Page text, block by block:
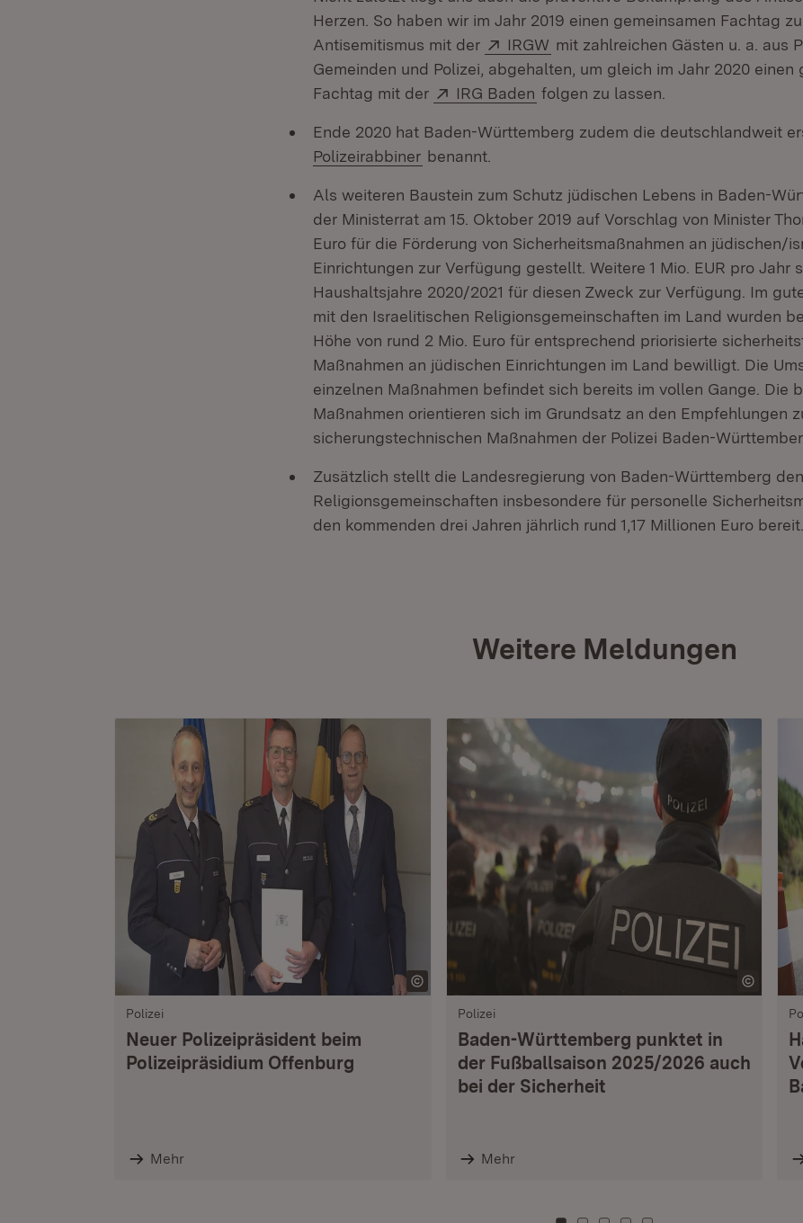
Herzen. So haben wir im Jahr 2019 einen gemeinsamen Fachtag
Antisemitismus mit der
Extern:
IRGW (Öffnet in neuem Fenster)
mit zahlreichen Gästen u. a. aus
Gemeinden und Polizei, abgehalten, um gleich im Jahr 2020 einen
Fachtag mit der
Extern:
IRG Baden (Öffnet in neuem Fenster)
folgen zu lassen.
Ende 2020 hat Baden-Württemberg zudem die deutschlandweit
Polizeirabbiner benannt.
Als weiteren Baustein zum Schutz jüdischen Lebens in Baden-
der Ministerrat am 15. Oktober 2019 auf Vorschlag von Minister
Euro für die Förderung von Sicherheitsmaßnahmen an jüdischen/
Einrichtungen zur Verfügung gestellt. Weitere 1 Mio. EUR pro Jahr
Haushaltsjahre 2020/2021 für diesen Zweck zur Verfügung. Im
mit den Israelitischen Religionsgemeinschaften im Land wurden
Höhe von rund 2 Mio. Euro für entsprechend priorisierte
Maßnahmen an jüdischen Einrichtungen im Land bewilligt. Die
einzelnen Maßnahmen befindet sich bereits im vollen Gange. Die
Maßnahmen orientieren sich im Grundsatz an den Empfehlungen
sicherungstechnischen Maßnahmen der Polizei Baden-
Zusätzlich stellt die Landesregierung von Baden-Württemberg
Religionsgemeinschaften insbesondere für personelle
den kommenden drei Jahren jährlich rund 1,17 Millionen Euro bereit.
Weitere Meldungen
Polizei
Neuer Polizeipräsident beim
Polizeipräsidium Offenburg
Mehr
Polizei
Baden-Württemberg punktet in
der Fußballsaison 2025/2026 auch
bei der Sicherheit
Mehr